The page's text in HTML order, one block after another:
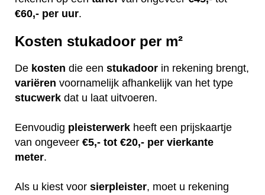
€60,- per uur.
Kosten stukadoor per m²
De kosten die een stukadoor in rekening brengt,
variëren voornamelijk afhankelijk van het type
stucwerk dat u laat uitvoeren.
Eenvoudig pleisterwerk heeft een prijskaartje
van ongeveer €5,- tot €20,- per vierkante
meter.
Als u kiest voor sierpleister, moet u rekening